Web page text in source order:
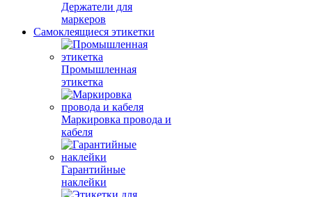
Держатели для
маркеров
Самоклеящиеся этикетки
Промышленная
этикетка
Маркировка провода и
кабеля
Гарантийные
наклейки